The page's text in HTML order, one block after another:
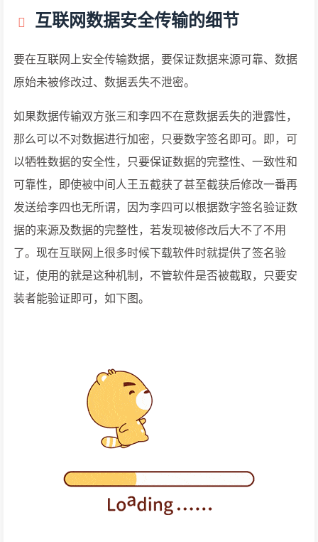
互联网数据安全传输的细节
要在互联网上安全传输数据，要保证数据来源可靠、数据
原始未被修改过、数据丢失不泄密。
如果数据传输双方张三和李四不在意数据丢失的泄露性，
那么可以不对数据进行加密，只要数字签名即可。即，可
以牺牲数据的安全性，只要保证数据的完整性、一致性和
可靠性，即使被中间人王五截获了甚至截获后修改一番再
发送给李四也无所谓，因为李四可以根据数字签名验证数
据的来源及数据的完整性，若发现被修改后大不了不用
了。现在互联网上很多时候下载软件时就提供了签名验
证，使用的就是这种机制，不管软件是否被截取，只要安
装者能验证即可，如下图。